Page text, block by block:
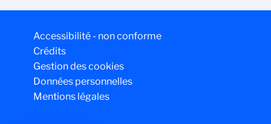
Accessibilité - non conforme
Crédits
Gestion des cookies
Données personnelles
Mentions légales